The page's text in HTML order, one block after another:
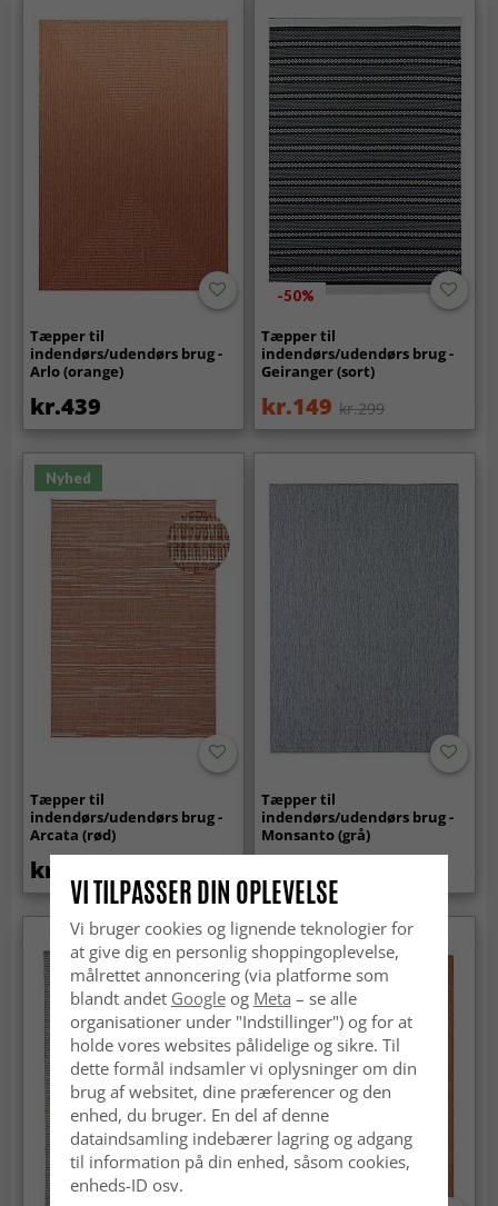
Tæpper til
indendørs/udendørs brug -
Arlo (orange)
kr.439
-50%
Tæpper til
indendørs/udendørs brug -
Geiranger (sort)
kr.149 kr.299
Nyhed
Tæpper til
indendørs/udendørs brug -
Arcata (rød)
kr.369
Tæpper til
indendørs/udendørs brug -
Monsanto (grå)
VI TILPASSER DIN OPLEVELSE
Vi bruger cookies og lignende teknologier for
at give dig en personlig shoppingoplevelse,
målrettet annoncering (via platforme som
blandt andet Googleog Meta – se alle
organisationer under "Indstillinger") og for at
holde vores websites pålidelige og sikre. Til
dette formål indsamler vi oplysninger om din
brug af websitet, dine præferencer og den
enhed, du bruger. En del af denne
dataindsamling indebærer lagring og adgang
til information på din enhed, såsom cookies,
enheds-ID osv.